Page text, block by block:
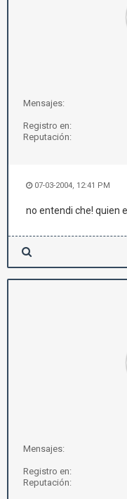
Mensajes:
Registro en:
Reputación:
07-03-2004, 12:41 PM
no entendi che! quien
Mensajes:
Registro en:
Reputación: